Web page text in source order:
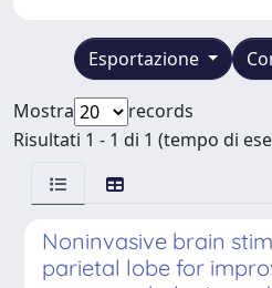
Esportazione
Mostra
records
Risultati 1 - 1 di 1 (tempo di
Noninvasive brain
parietal lobe for